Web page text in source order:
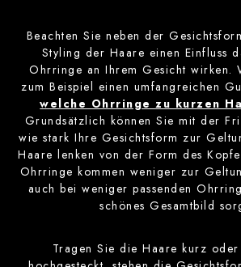
Beachten Sie neben der
Styling der Haare einen Einfluss
Ohrringe an Ihrem Gesicht wirken.
zum Beispiel einen umfangreichen
welche Ohrringe zu kurzen
Grundsätzlich können Sie mit der
wie stark Ihre Gesichtsform zur
Haare lenken von der Form des
Ohrringe kommen weniger zur
auch bei weniger passenden
schönes Gesamtbild
Tragen Sie die Haare kurz oder